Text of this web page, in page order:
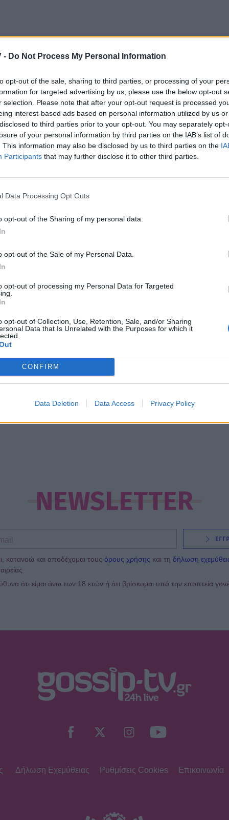
- Do Not Process My Personal Information
opt-out of the sale, sharing to third parties, or processing of your
for targeted advertising by us, please use the below opt-out
selection. Please note that after your opt-out request is processed
interest-based ads based on personal information utilized by us
to third parties prior to your opt-out. You may separately
of your personal information by third parties on the IAB’s list of
This information may also be disclosed by us to third parties on the
Participants that may further disclose it to other third parties.
Data Processing Opt Outs
opt-out of the Sharing of my personal data.
opt-out of the Sale of my Personal Data.
opt-out of processing my Personal Data for Targeted
opt-out of Collection, Use, Retention, Sale, and/or Sharing
Data that Is Unrelated with the Purposes for which it
CONFIRM
Data Deletion Data Access Privacy Policy
Προσωπικές αναλύσεις σε φανταστικές
TV όταν αναζητάς ειδήσεις στην Google
ως προτιμώμενη πηγή
αποτελέσματα Google
» και να μην είναι μια... «
αγαπήθηκε από πολλούς και στη χώρα μας,
με πολλές σούπερ προσφορές και πολλοί είναι
ετοιμάζοντας τις λίστες με τα όλα όσα θέλουν να
τους πρόσωπα.
σου δίνουμε τώρα την ευκαιρία να αποκτήσεις
πιο έγκυρες Προσωπικές αναλύσεις στις
προσφορές βιβλία
NEWSLETTER
κατανοώ και αποδέχομαι τους όρους χρήσης και τη δήλωση
ότι είμαι άνω των 18 ετών ή ότι βρίσκομαι υπό την εποπτεία
Δήλωση Εχεμύθειας Ρυθμίσεις Cookies Επικοινωνία